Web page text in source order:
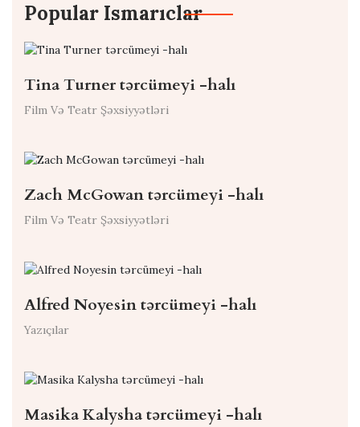
Popular Ismarıclar
Tina Turner tərcümeyi -halı
Film Və Teatr Şəxsiyyətləri
Zach McGowan tərcümeyi -halı
Film Və Teatr Şəxsiyyətləri
Alfred Noyesin tərcümeyi -halı
Yazıçılar
Masika Kalysha tərcümeyi -halı